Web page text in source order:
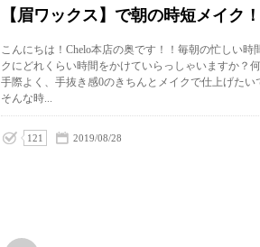
【眉ワックス】で朝の時短メイク！
こんにちは！Chelo本店の奥です！！毎朝の忙しい時
クにどれくらい時間をかけていらっしゃいますか？
手際よく、手抜き感0のきちんとメイクで仕上げたい
そんな時...
121 2019/08/28